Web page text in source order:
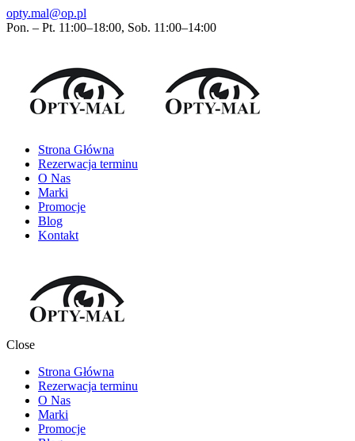
opty.mal@op.pl
Pon. – Pt. 11:00–18:00, Sob. 11:00–14:00
Strona Główna
Rezerwacja terminu
O Nas
Marki
Promocje
Blog
Kontakt
Close
Strona Główna
Rezerwacja terminu
O Nas
Marki
Promocje